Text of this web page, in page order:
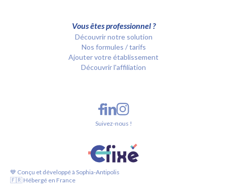
Vous êtes professionnel ?
Découvrir notre solution
Nos formules / tarifs
Ajouter votre établissement
Découvrir l'affiliation
💙 Conçu et développé à Sophia-Antipolis
🇫🇷 Hébergé en France
Suivez-nous !